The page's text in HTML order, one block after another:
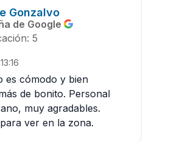
Gonzalvo
de Google
5
es cómodo y bien
de bonito. Personal
muy agradables.
ver en la zona.